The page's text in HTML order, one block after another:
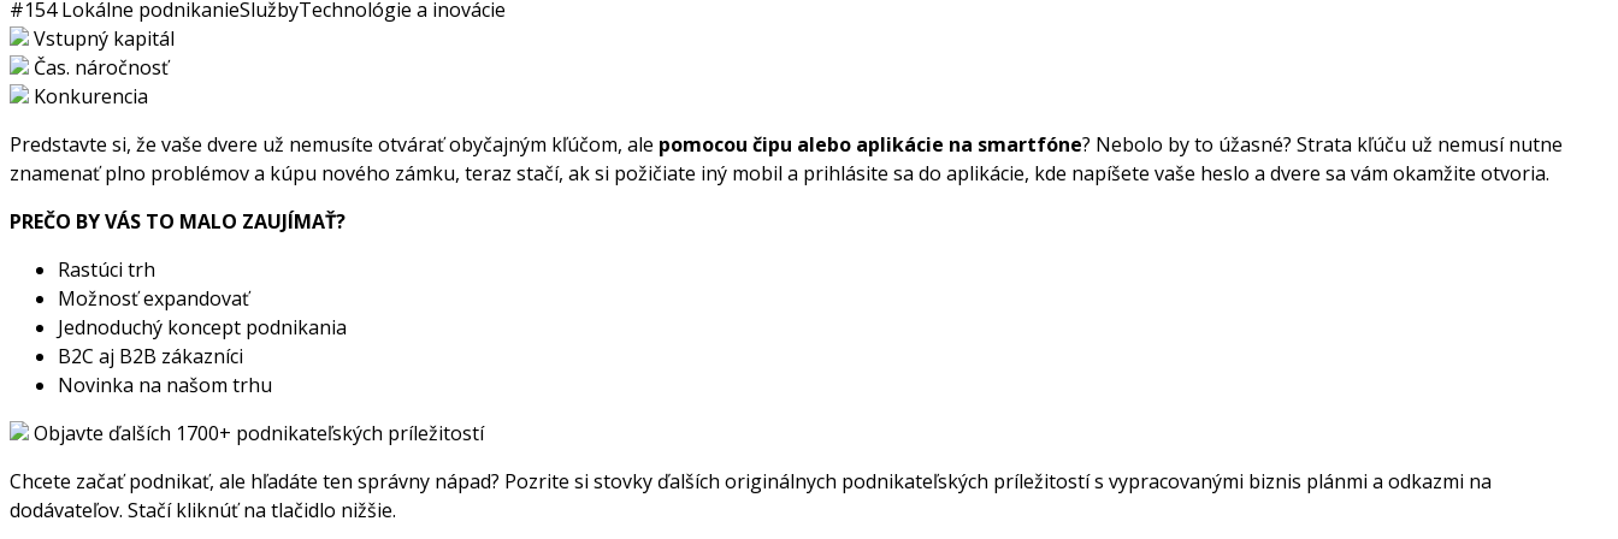
#154 Lokálne podnikanieSlužbyTechnológie a inovácie
Vstupný kapitál
Čas. náročnosť
Konkurencia
Predstavte si, že vaše dvere už nemusíte otvárať obyčajným kľúčom, ale pomocou čipu alebo aplikácie na smartfóne? Nebolo by to úžasné? Strata kľúču už nemusí nutne
znamenať plno problémov a kúpu nového zámku, teraz stačí, ak si požičiate iný mobil a prihlásite sa do aplikácie, kde napíšete vaše heslo a dvere sa vám okamžite otvoria.
PREČO BY VÁS TO MALO ZAUJÍMAŤ?
Rastúci trh
Možnosť expandovať
Jednoduchý koncept podnikania
B2C aj B2B zákazníci
Novinka na našom trhu
Objavte ďalších 1700+ podnikateľských príležitostí
Chcete začať podnikať, ale hľadáte ten správny nápad? Pozrite si stovky ďalších originálnych podnikateľských príležitostí s vypracovanými biznis plánmi a odkazmi na
dodávateľov. Stačí kliknúť na tlačidlo nižšie.